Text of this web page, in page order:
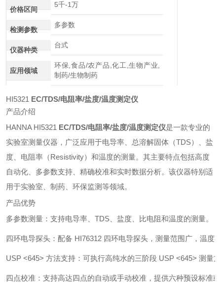
价格区间
5千-1万
检测参数
多参数
仪器种类
台式
应用领域
环保,食品/农产品,化工,生物产业,
制药/生物制药
HI5321 EC/TDS/电阻率/盐度/温度测定仪
产品介绍
HANNA HI5321 EC/TDS/电阻率/盐度/温度测定仪是一款专业的
实验室测量仪器，广泛应用于电导率、总溶解固体（TDS）、盐
度、电阻率（Resistivity）和温度的测量。其主要特点包括高度
自动化、多参数支持、精确校准和实时数据分析。该仪器特别适
用于实验室、制药、环保监测等领域。
产品优势
多参数测量：支持电导率、TDS、盐度、比电阻和温度的测量。
四环电导探头：配备 HI76312 四环电导探头，测量范围广，温度
USP <645> 方法支持：可执行高纯水的三阶段 USP <645> 测量
四点校准：支持高达四点的自动或手动校准，提供六种预设标准